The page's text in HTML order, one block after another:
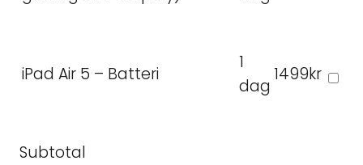
iPad Air 5 – Batteri
1
dag
1499kr
Subtotal